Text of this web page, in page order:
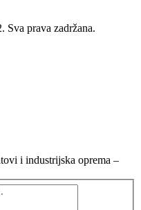
prava zadržana.
i industrijska oprema –